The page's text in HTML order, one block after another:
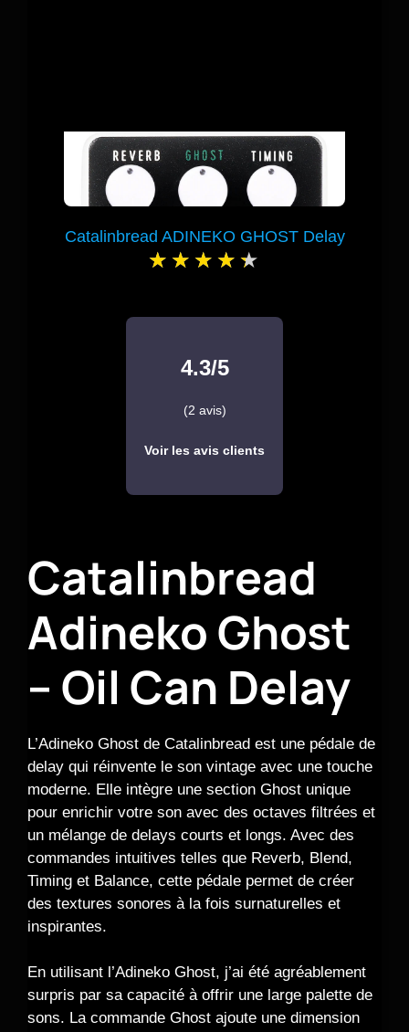
Catalinbread ADINEKO GHOST Delay
4.3/5
(2 avis)
Voir les avis clients
Catalinbread
Adineko Ghost
– Oil Can Delay
L’Adineko Ghost de Catalinbread est une pédale de
delay qui réinvente le son vintage avec une touche
moderne. Elle intègre une section Ghost unique
pour enrichir votre son avec des octaves filtrées et
un mélange de delays courts et longs. Avec des
commandes intuitives telles que Reverb, Blend,
Timing et Balance, cette pédale permet de créer
des textures sonores à la fois surnaturelles et
inspirantes.
En utilisant l’Adineko Ghost, j’ai été agréablement
surpris par sa capacité à offrir une large palette de
sons. La commande Ghost ajoute une dimension